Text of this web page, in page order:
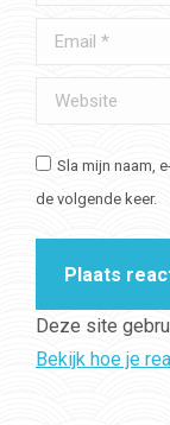
Email *
Website
Sla mijn naam,
de volgende keer.
Plaats
Deze site
Bekijk hoe je